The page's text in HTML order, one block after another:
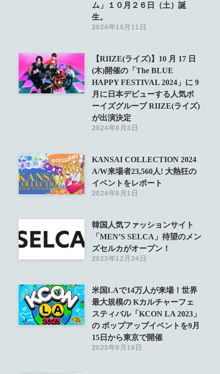
ム」１０月２６日（土）誕
生。
2024年10月11日
【RIIZE(ライズ)】10 月 17 日
(木)開催の「The BLUE
HAPPY FESTIVAL 2024」に 9
月に日本デビューする人気ボ
ーイズグループ RIIZE(ライズ)
が出演決定
2024年9月3日
KANSAI COLLECTION 2024
A/W来場者23,560人! 大熱狂の
イベントをレポート
2024年8月1日
韓国人気ファッションサイト
「MEN’S SELCA」待望のメン
ズセルカがオープン！
2023年12月24日
米国LAで14万人が来場！世界
最大規模の Kカルチャーフェ
スティバル「KCON LA 2023」
の ポップアップイベントを9月
15日から東京で開催
2023年9月16日